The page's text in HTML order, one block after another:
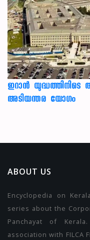
ഇറാന്‍
അടിയന്തര യോഗം
ABOUT US
Encyclopedia on
series about the
Panchayat of
association with FILCA